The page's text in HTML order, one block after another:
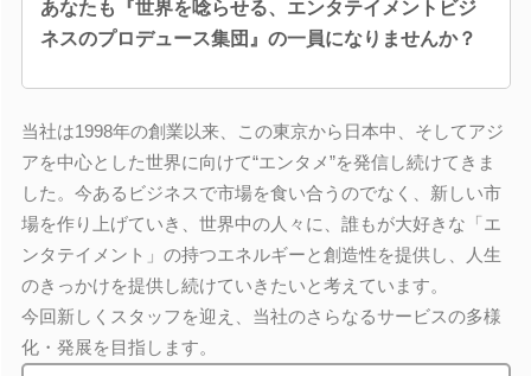
あなたも『世界を唸らせる、エンタテイメントビジ
ネスのプロデュース集団』の一員になりませんか？
当社は1998年の創業以来、この東京から日本中、そしてアジ
アを中心とした世界に向けて“エンタメ”を発信し続けてきま
した。今あるビジネスで市場を食い合うのでなく、新しい市
場を作り上げていき、世界中の人々に、誰もが大好きな「エ
ンタテイメント」の持つエネルギーと創造性を提供し、人生
のきっかけを提供し続けていきたいと考えています。
今回新しくスタッフを迎え、当社のさらなるサービスの多様
化・発展を目指します。